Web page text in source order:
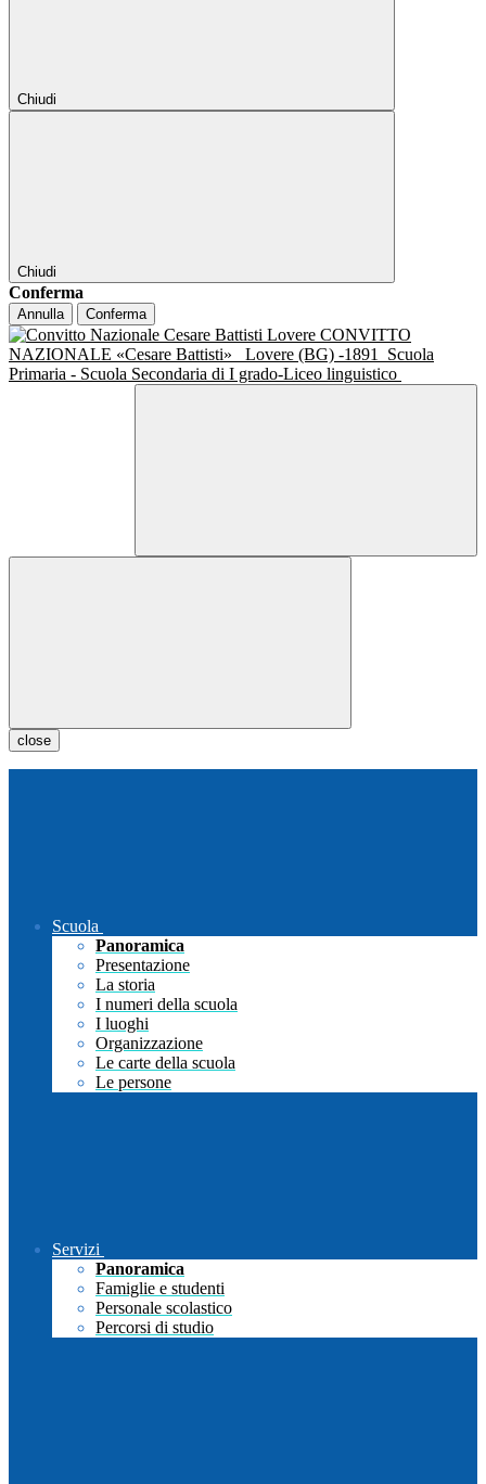
Chiudi
Chiudi
Conferma
Annulla Conferma
CONVITTO
NAZIONALE «Cesare Battisti»
Lovere (BG) -1891
Scuola
Primaria - Scuola Secondaria di I grado-Liceo linguistico
close
Scuola
Panoramica
Presentazione
La storia
I numeri della scuola
I luoghi
Organizzazione
Le carte della scuola
Le persone
Servizi
Panoramica
Famiglie e studenti
Personale scolastico
Percorsi di studio